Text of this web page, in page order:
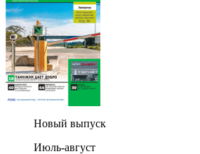
Новый выпуск
Июль-август